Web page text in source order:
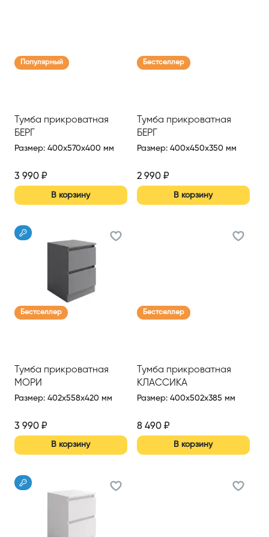
Популярный
Тумба прикроватная
БЕРГ
Размер: 400x570x400 мм
3 990 ₽
В корзину
Бестселлер
Тумба прикроватная
БЕРГ
Размер: 400x450x350 мм
2 990₽
В корзину
Бестселлер
Тумба прикроватная
МОРИ
Размер: 402x558x420 мм
3 990 ₽
В корзину
Бестселлер
Тумба прикроватная
КЛАССИКА
Размер: 400x502x385 мм
8 490₽
В корзину